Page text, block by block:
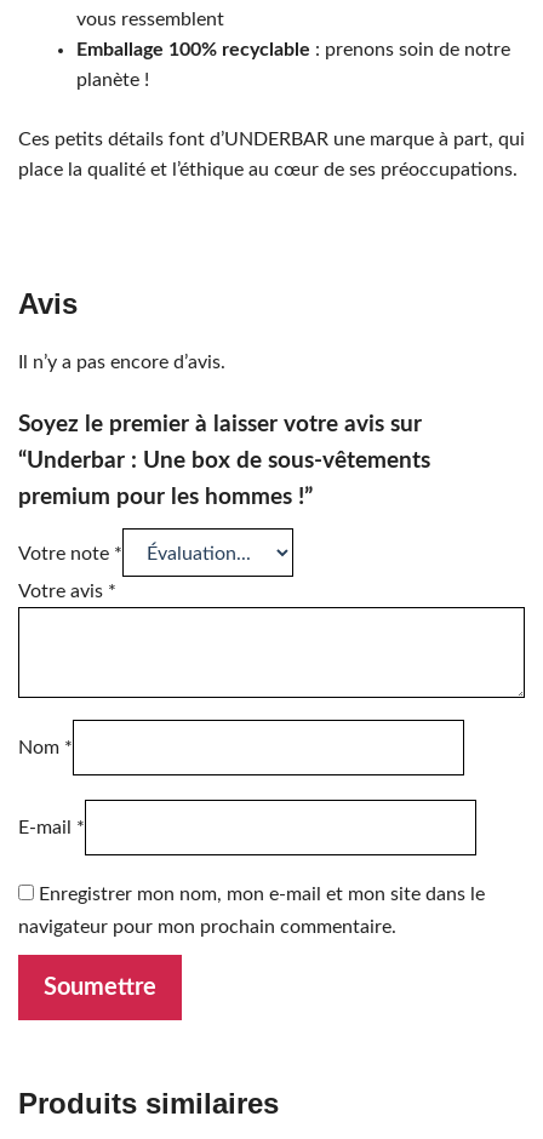
vous ressemblent
Emballage 100% recyclable : prenons soin de notre
planète !
Ces petits détails font d’UNDERBAR une marque à part, qui
place la qualité et l’éthique au cœur de ses préoccupations.
Avis
Il n’y a pas encore d’avis.
Soyez le premier à laisser votre avis sur
“Underbar : Une box de sous-vêtements
premium pour les hommes !”
Votre note *
Votre avis *
Nom *
E-mail *
Enregistrer mon nom, mon e-mail et mon site dans le
navigateur pour mon prochain commentaire.
Produits similaires